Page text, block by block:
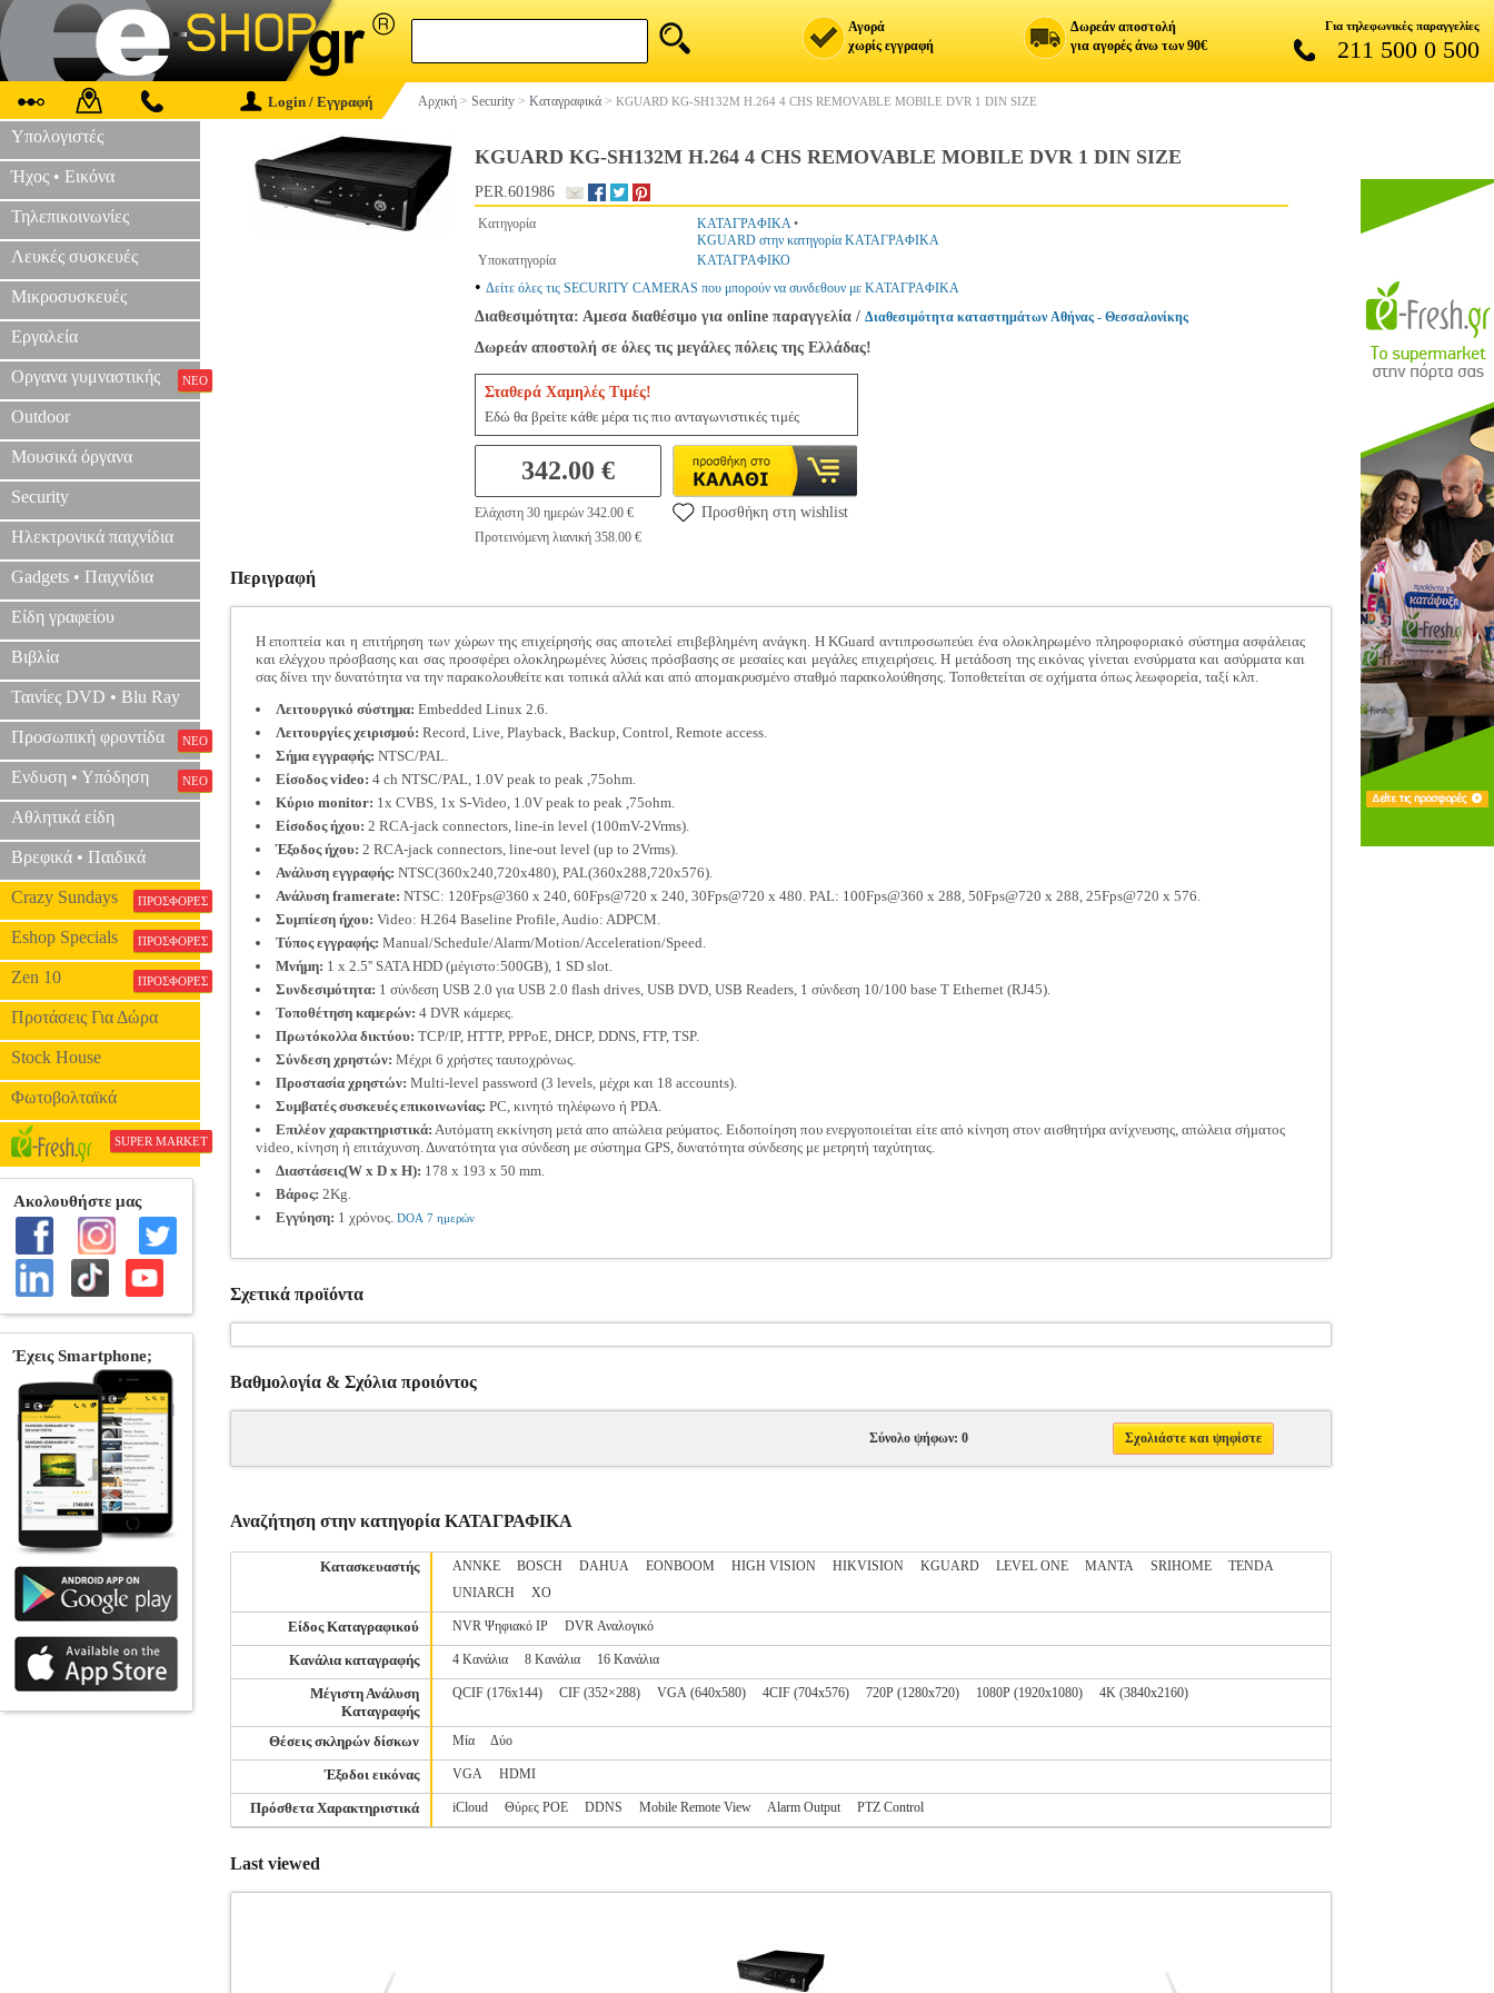
Αγορά
χωρίς εγγραφή
Δωρεάν αποστολή
για αγορές άνω των 90€
Για τηλεφωνικές παραγγελίες
211 500 0 500
Login / Εγγραφή Αρχική > Security > Καταγραφικά > KGUARD KG-SH132M H.264 4 CHS REMOVABLE MOBILE DVR 1 DIN SIZE
Υπολογιστές
Ήχος • Εικόνα
Τηλεπικοινωνίες
Λευκές συσκευές
Μικροσυσκευές
Εργαλεία
Οργανα γυμναστικής ΝΕΟ
Outdoor
Μουσικά όργανα
Security
Ηλεκτρονικά παιχνίδια
Gadgets • Παιχνίδια
Είδη γραφείου
Βιβλία
Ταινίες DVD • Blu Ray
Προσωπική φροντίδα ΝΕΟ
Ενδυση • Υπόδηση ΝΕΟ
Αθλητικά είδη
Βρεφικά • Παιδικά
Crazy Sundays ΠΡΟΣΦΟΡΕΣ
Eshop Specials ΠΡΟΣΦΟΡΕΣ
Zen 10 ΠΡΟΣΦΟΡΕΣ
Προτάσεις Για Δώρα
Stock House
Φωτοβολταϊκά
SUPER MARKET
KGUARD KG-SH132M H.264 4 CHS REMOVABLE MOBILE DVR 1 DIN SIZE
PER.601986
Κατηγορία ΚΑΤΑΓΡΑΦΙΚΑ•
KGUARD στην κατηγορία ΚΑΤΑΓΡΑΦΙΚΑ
Υποκατηγορία
ΚΑΤΑΓΡΑΦΙΚΟ
• Δείτε όλες τις SECURITY CAMERAS που μπορούν να συνδεθουν με ΚΑΤΑΓΡΑΦΙΚΑ
Διαθεσιμότητα: Αμεσα διαθέσιμο για online παραγγελία / Διαθεσιμότητα καταστημάτων Αθήνας - Θεσσαλονίκης
Δωρεάν αποστολή σε όλες τις μεγάλες πόλεις της Ελλάδας!
Σταθερά Χαμηλές Τιμές!
Εδώ θα βρείτε κάθε μέρα τις πιο ανταγωνιστικές τιμές
342.00 €
Ελάχιστη 30 ημερών 342.00 €
Προτεινόμενη λιανική 358.00 €
Προσθήκη στη wishlist
Περιγραφή
Η εποπτεία και η επιτήρηση των χώρων της επιχείρησής σας αποτελεί επιβεβλημένη ανάγκη. Η KGuard αντιπροσωπεύει ένα ολοκληρωμένο πληροφοριακό σύστημα ασφάλειας
και ελέγχου πρόσβασης και σας προσφέρει ολοκληρωμένες λύσεις πρόσβασης σε μεσαίες και μεγάλες επιχειρήσεις. Η μετάδοση της εικόνας γίνεται ενσύρματα και ασύρματα και
σας δίνει την δυνατότητα να την παρακολουθείτε και τοπικά αλλά και από απομακρυσμένο σταθμό παρακολούθησης. Τοποθετείται σε οχήματα όπως λεωφορεία, ταξί κλπ.
Λειτουργικό σύστημα: Embedded Linux 2.6.
Λειτουργίες χειρισμού: Record, Live, Playback, Backup, Control, Remote access.
Σήμα εγγραφής: NTSC/PAL.
Είσοδος video: 4 ch NTSC/PAL, 1.0V peak to peak ,75ohm.
Κύριο monitor: 1x CVBS, 1x S-Video, 1.0V peak to peak ,75ohm.
Είσοδος ήχου: 2 RCA-jack connectors, line-in level (100mV-2Vrms).
Έξοδος ήχου: 2 RCA-jack connectors, line-out level (up to 2Vrms).
Ανάλυση εγγραφής: NTSC(360x240,720x480), PAL(360x288,720x576).
Ανάλυση framerate: NTSC: 120Fps@360 x 240, 60Fps@720 x 240, 30Fps@720 x 480. PAL: 100Fps@360 x 288, 50Fps@720 x 288, 25Fps@720 x 576.
Συμπίεση ήχου: Video: H.264 Baseline Profile, Audio: ADPCM.
Τύπος εγγραφής: Manual/Schedule/Alarm/Motion/Acceleration/Speed.
Μνήμη: 1 x 2.5'' SATA HDD (μέγιστο:500GB), 1 SD slot.
Συνδεσιμότητα: 1 σύνδεση USB 2.0 για USB 2.0 flash drives, USB DVD, USB Readers, 1 σύνδεση 10/100 base T Ethernet (RJ45).
Τοποθέτηση καμερών: 4 DVR κάμερες.
Πρωτόκολλα δικτύου: TCP/IP, HTTP, PPPoE, DHCP, DDNS, FTP, TSP.
Σύνδεση χρηστών: Μέχρι 6 χρήστες ταυτοχρόνως.
Προστασία χρηστών: Multi-level password (3 levels, μέχρι και 18 accounts).
Συμβατές συσκευές επικοινωνίας: PC, κινητό τηλέφωνο ή PDA.
Επιλέον χαρακτηριστικά: Αυτόματη εκκίνηση μετά απο απώλεια ρεύματος. Ειδοποίηση που ενεργοποιείται είτε από κίνηση στον αισθητήρα ανίχνευσης, απώλεια σήματος
video, κίνηση ή επιτάχυνση. Δυνατότητα για σύνδεση με σύστημα GPS, δυνατότητα σύνδεσης με μετρητή ταχύτητας.
Διαστάσεις(W x D x H): 178 x 193 x 50 mm.
Βάρος: 2Kg.
Εγγύηση: 1 χρόνος. DOA 7 ημερών
Σχετικά προϊόντα
Βαθμολογία & Σχόλια προιόντος
Σύνολο ψήφων: 0 Σχολιάστε και ψηφίστε
Αναζήτηση στην κατηγορία ΚΑΤΑΓΡΑΦΙΚΑ
Κατασκευαστής ANNKE BOSCH DAHUA EONBOOM HIGH VISION HIKVISION KGUARD LEVEL ONE MANTA SRIHOME
TENDA
UNIARCH
XO
Είδος Καταγραφικού NVR Ψηφιακό IP DVR Αναλογικό
Κανάλια καταγραφής 4 Κανάλια 8 Κανάλια 16 Κανάλια
Μέγιστη Ανάλυση
Καταγραφής
QCIF (176x144) CIF (352×288) VGA (640x580) 4CIF (704x576) 720P (1280x720) 1080P (1920x1080) 4K (3840x2160)
Θέσεις σκληρών δίσκων Μία Δύο
Έξοδοι εικόνας VGA HDMI
Πρόσθετα Χαρακτηριστικά iCloud Θύρες POE DDNS Mobile Remote View Alarm Output PTZ Control
Last viewed